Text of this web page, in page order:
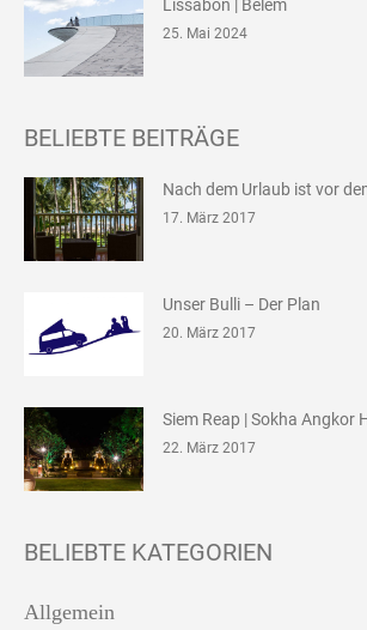
Lissabon | Belém
25. Mai 2024
BELIEBTE BEITRÄGE
Nach dem Urlaub ist vor
17. März 2017
Unser Bulli – Der Plan
20. März 2017
Siem Reap | Sokha Angkor
22. März 2017
BELIEBTE KATEGORIEN
Allgemein